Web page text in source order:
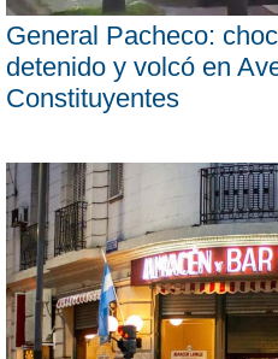
General Pacheco:
detenido y volcó en
Constituyentes